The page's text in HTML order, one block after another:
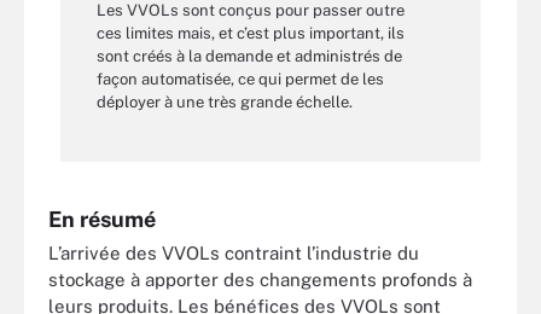
Les VVOLs sont conçus pour passer outre
ces limites mais, et c’est plus important, ils
sont créés à la demande et administrés de
façon automatisée, ce qui permet de les
déployer à une très grande échelle.
En résumé
L’arrivée des VVOLs contraint l’industrie du
stockage à apporter des changements profonds à
leurs produits. Les bénéfices des VVOLs sont